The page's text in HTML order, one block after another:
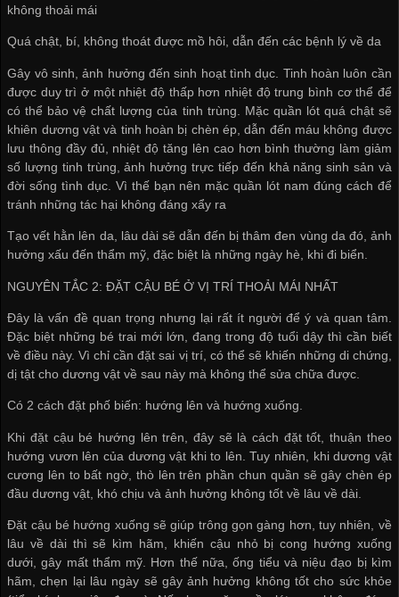
không thoải mái
Quá chật, bí, không thoát được mồ hôi, dẫn đến các bệnh lý về da
Gây vô sinh, ảnh hưởng đến sinh hoạt tình dục. Tinh hoàn luôn cần
được duy trì ở một nhiệt độ thấp hơn nhiệt độ trung bình cơ thể để
có thể bảo vệ chất lượng của tinh trùng. Mặc quần lót quá chật sẽ
khiên dương vật và tinh hoàn bị chèn ép, dẫn đến máu không được
lưu thông đầy đủ, nhiệt độ tăng lên cao hơn bình thường làm giảm
số lượng tinh trùng, ảnh hưởng trực tiếp đến khả năng sinh sản và
đời sống tình dục. Vì thế bạn nên mặc quần lót nam đúng cách để
tránh những tác hại không đáng xẩy ra
Tạo vết hằn lên da, lâu dài sẽ dẫn đến bị thâm đen vùng da đó, ảnh
hưởng xấu đến thẩm mỹ, đặc biệt là những ngày hè, khi đi biển.
NGUYÊN TẮC 2: ĐẶT CẬU BÉ Ở VỊ TRÍ THOẢI MÁI NHẤT
Đây là vấn đề quan trọng nhưng lại rất ít người để ý và quan tâm.
Đặc biệt những bé trai mới lớn, đang trong độ tuổi dậy thì cần biết
về điều này. Vì chỉ cần đặt sai vị trí, có thể sẽ khiến những di chứng,
dị tật cho dương vật về sau này mà không thể sửa chữa được.
Có 2 cách đặt phố biến: hướng lên và hướng xuống.
Khi đặt cậu bé hướng lên trên, đây sẽ là cách đặt tốt, thuận theo
hướng vươn lên của dương vật khi to lên. Tuy nhiên, khi dương vật
cương lên to bất ngờ, thò lên trên phần chun quần sẽ gây chèn ép
đầu dương vật, khó chịu và ảnh hưởng không tốt về lâu về dài.
Đặt cậu bé hướng xuống sẽ giúp trông gọn gàng hơn, tuy nhiên, về
lâu về dài thì sẽ kìm hãm, khiến cậu nhỏ bị cong hướng xuống
dưới, gây mất thẩm mỹ. Hơn thế nữa, ống tiểu và niệu đạo bị kìm
hãm, chẹn lại lâu ngày sẽ gây ảnh hưởng không tốt cho sức khỏe